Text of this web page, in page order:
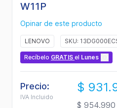
W11P
Opinar de este producto
LENOVO SKU:
Recíbelo GRATIS el Lunes
Precio:
IVA Incluido
$
$ 954.990